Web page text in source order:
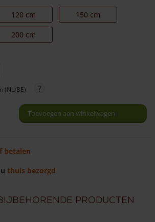
120 cm 150 cm
200 cm
(NL/BE)
Toevoegen aan winkelwagen
betalen
thuis bezorgd
producten